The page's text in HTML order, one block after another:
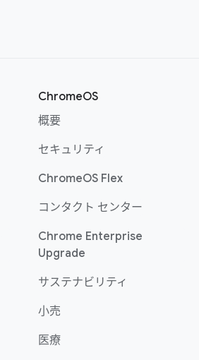
ChromeOS
概要
セキュリティ
ChromeOS Flex
コンタクト センター
Chrome Enterprise
Upgrade
サステナビリティ
小売
医療